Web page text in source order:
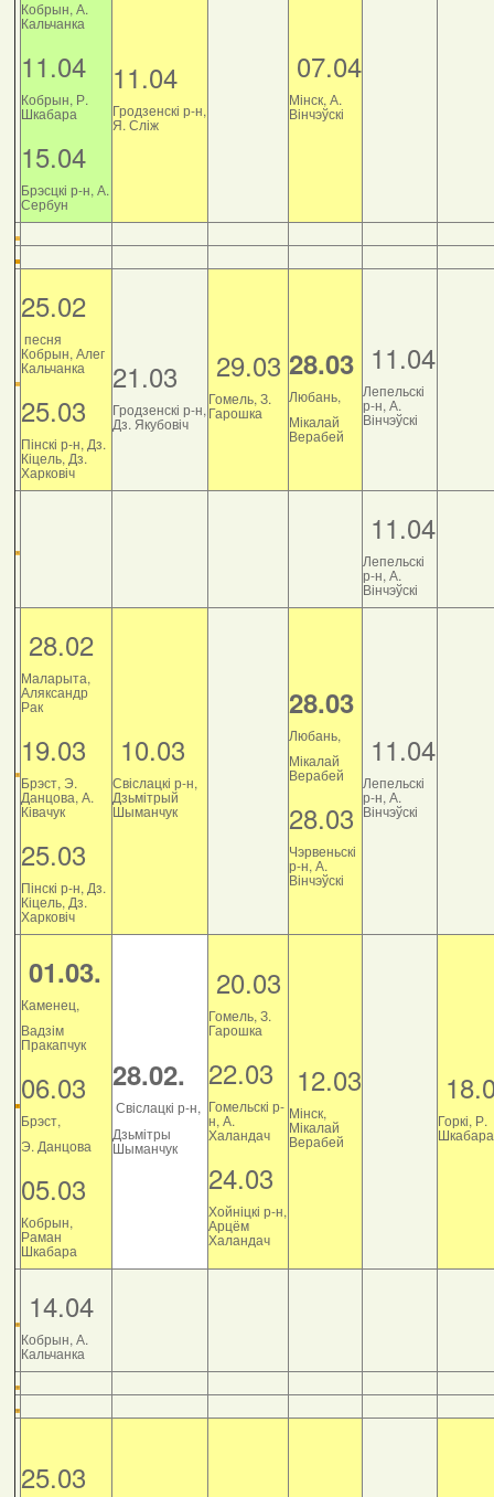
Кобрын, А.
Кальчанка
11.04
Кобрын, Р.
Шкабара
15.04
Брэсцкі р-н, А.
Сербун
11.04
Гродзенскі р-н,
Я. Сліж
07.04
Мінск, А.
Вінчэўскі
25.02
песня
Кобрын, Алег
Кальчанка
25.03
Пінскі р-н, Дз.
Кіцель, Дз.
Харковіч
21.03
Гродзенскі р-н,
Дз. Якубовіч
29.03
Гомель, З.
Гарошка
28.03
Любань,
Мікалай
Верабей
11.04
Лепельскі
р-н, А.
Вінчэўскі
11.04
Лепельскі
р-н, А.
Вінчэўскі
28.02
Маларыта,
Аляксандр
Рак
19.03
Брэст, Э.
Данцова, А.
Ківачук
25.03
Пінскі р-н, Дз.
Кіцель, Дз.
Харковіч
10.03
Свіслацкі р-н,
Дзьмітрый
Шыманчук
28.03
Любань,
Мікалай
Верабей
28.03
Чэрвеньскі
р-н, А.
Вінчэўскі
11.04
Лепельскі
р-н, А.
Вінчэўскі
01.03.
Каменец,
Вадзім
Пракапчук
06.03
Брэст,
Э. Данцова
05.03
Кобрын,
Раман
Шкабара
28.02.
Свіслацкі р-н,
Дзьмітры
Шыманчук
20.03
Гомель, З.
Гарошка
22.03
Гомельскі р-
н, А.
Халандач
24.03
Хойніцкі р-н,
Арцём
Халандач
12.03
Мінск,
Мікалай
Верабей
Горкі, Р.
Шкабара
14.04
Кобрын, А.
Кальчанка
25.03